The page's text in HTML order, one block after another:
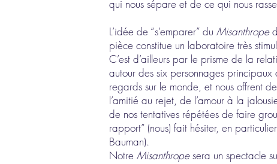
qui nous sépare et de ce qui nous
L’idée de “s’emparer” du Misanthrope
pièce constitue un laboratoire très
C’est d’ailleurs par le prisme de la
autour des six personnages
regards sur le monde, et nous offrent
l’amitié au rejet, de l’amour à la
de nos tentatives répétées de faire
rapport” (nous) fait hésiter, en
Bauman).
Notre Misanthropesera un spectacle